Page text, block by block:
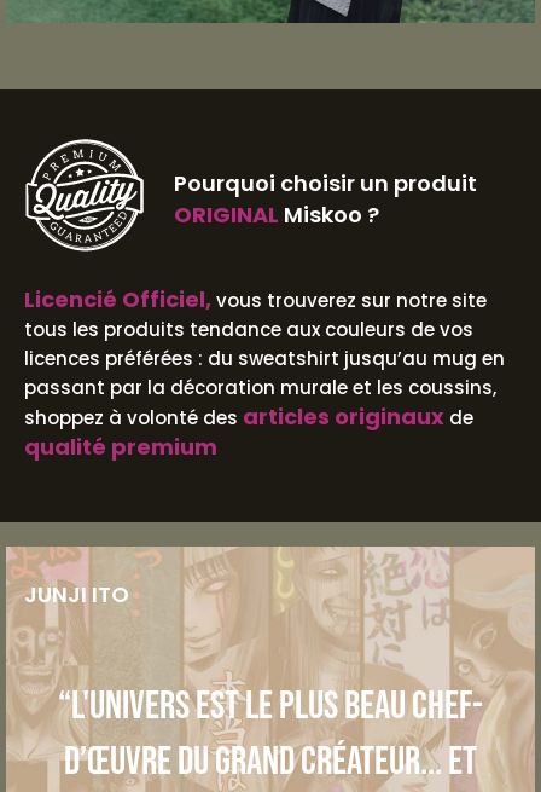
Pourquoi choisir un produit
ORIGINAL Miskoo ?
Licencié Officiel,vous trouverez sur notre site
tous les produits tendance aux couleurs de vos
licences préférées : du sweatshirt jusqu’au mug en
passant par la décoration murale et les coussins,
shoppez à volonté des articles originaux de
qualité premium
JUNJI ITO
“L'univers est le plus beau chef-
d’œuvre du grand créateur... et